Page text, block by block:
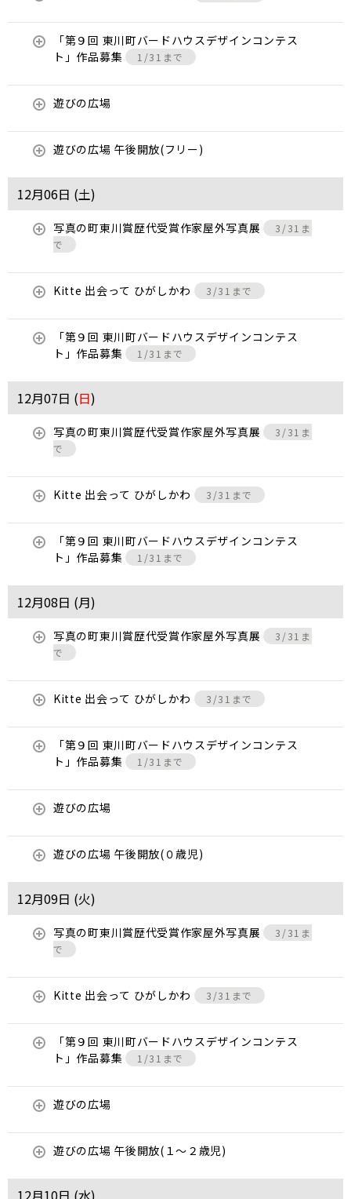
「第９回 東川町バードハウスデザインコンテス
ト」作品募集
1/31まで
遊びの広場
遊びの広場 午後開放(フリー)
12月06日 (土)
写真の町東川賞歴代受賞作家屋外写真展
3/31ま
で
Kitte 出会って ひがしかわ 3/31まで
「第９回 東川町バードハウスデザインコンテス
ト」作品募集
1/31まで
12月07日 (日)
写真の町東川賞歴代受賞作家屋外写真展
3/31ま
で
Kitte 出会って ひがしかわ 3/31まで
「第９回 東川町バードハウスデザインコンテス
ト」作品募集
1/31まで
12月08日 (月)
写真の町東川賞歴代受賞作家屋外写真展
3/31ま
で
Kitte 出会って ひがしかわ 3/31まで
「第９回 東川町バードハウスデザインコンテス
ト」作品募集
1/31まで
遊びの広場
遊びの広場 午後開放(０歳児)
12月09日 (火)
写真の町東川賞歴代受賞作家屋外写真展
3/31ま
で
Kitte 出会って ひがしかわ 3/31まで
「第９回 東川町バードハウスデザインコンテス
ト」作品募集
1/31まで
遊びの広場
遊びの広場 午後開放(１～２歳児)
12月10日 (水)